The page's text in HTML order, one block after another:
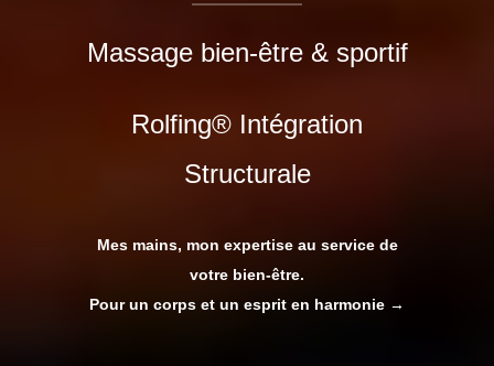
Massage bien-être & sportif
Rolfing® Intégration
Structurale
Mes mains, mon expertise au service de
votre bien-être.
Pour un corps et un esprit en harmonie →